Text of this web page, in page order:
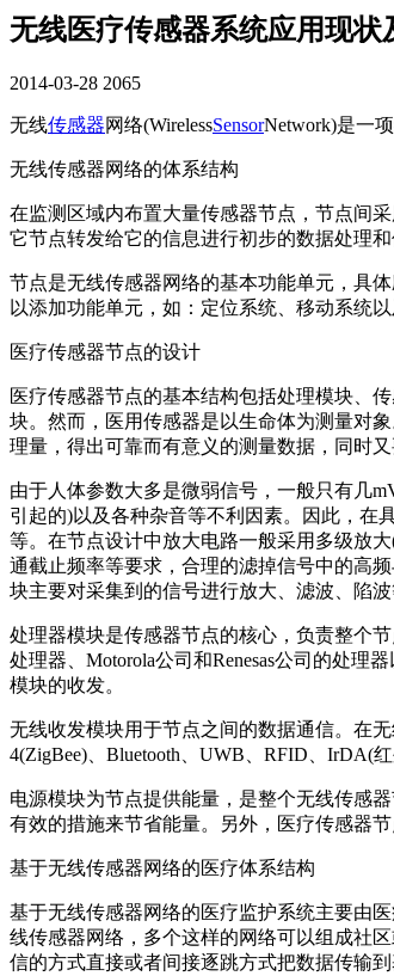
无线医疗传感器系统应用现状
2014-03-28 2065
无线传感器网络(WirelessSensorNetwork)是一
无线传感器网络的体系结构
在监测区域内布置大量传感器节点，节点间
它节点转发给它的信息进行初步的数据处理
节点是无线传感器网络的基本功能单元，具
以添加功能单元，如：定位系统、移动系统以
医疗传感器节点的设计
医疗传感器节点的基本结构包括处理模块、
块。然而，医用传感器是以生命体为测量对
理量，得出可靠而有意义的测量数据，同时又
由于人体参数大多是微弱信号，一般只有几
引起的)以及各种杂音等不利因素。因此，在
等。在节点设计中放大电路一般采用多级放
通截止频率等要求，合理的滤掉信号中的高
块主要对采集到的信号进行放大、滤波、陷
处理器模块是传感器节点的核心，负责整个
处理器、Motorola公司和Renesas公司的处
模块的收发。
无线收发模块用于节点之间的数据通信。在无
4(ZigBee)、Bluetooth、UWB、RFID、IrDA(
电源模块为节点提供能量，是整个无线传感
有效的措施来节省能量。另外，医疗传感器
基于无线传感器网络的医疗体系结构
基于无线传感器网络的医疗监护系统主要由
线传感器网络，多个这样的网络可以组成社
信的方式直接或者间接逐跳方式把数据传输